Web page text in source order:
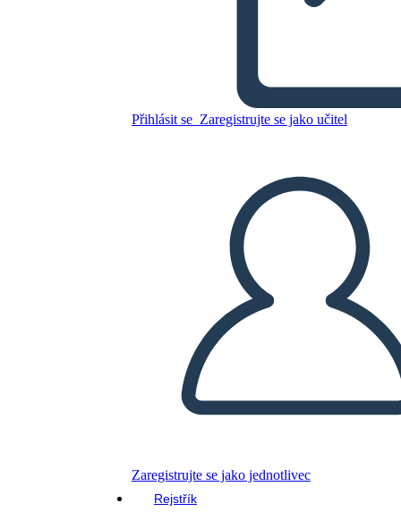
Přihlásit se Zaregistrujte se jako učitel
Zaregistrujte se jako jednotlivec
Rejstřík
PŘEHRÁT PREZENTACI
PŘEČTI MI